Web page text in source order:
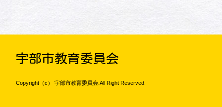
宇部市教育委員会
Copyright（c） 宇部市教育委員会.All Right Reserved.